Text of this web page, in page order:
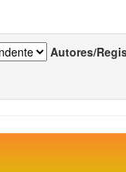
Autores/